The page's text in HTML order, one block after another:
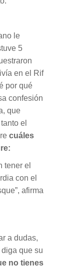
le
5
en el Rif
por qué
confesión
que
el
cuáles
tener el
con el
afirma
a dudas,
que su
no tienes